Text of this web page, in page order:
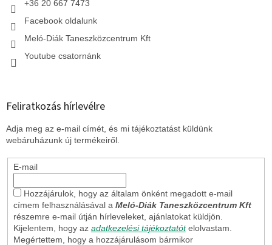
+36 20 667 7473
Facebook oldalunk
Meló-Diák Taneszközcentrum Kft
Youtube csatornánk
Feliratkozás hírlevélre
Adja meg az e-mail címét, és mi tájékoztatást küldünk
webáruházunk új termékeiről.
E-mail
Hozzájárulok, hogy az általam önként megadott e-mail
címem felhasználásával a Meló-Diák Taneszközcentrum Kft
részemre e-mail útján hírleveleket, ajánlatokat küldjön.
Kijelentem, hogy az adatkezelési tájékoztatót elolvastam.
Megértettem, hogy a hozzájárulásom bármikor